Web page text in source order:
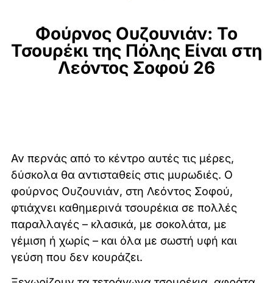
Φούρνος Ουζουνιάν: Το
Τσουρέκι της Πόλης Είναι στη
Λεόντος Σοφού 26
Αν περνάς από το κέντρο αυτές τις μέρες,
δύσκολα θα αντισταθείς στις μυρωδιές. Ο
φούρνος Ουζουνιάν, στη Λεόντος Σοφού,
φτιάχνει καθημερινά τσουρέκια σε πολλές
παραλλαγές – κλασικά, με σοκολάτα, με
γέμιση ή χωρίς – και όλα με σωστή υφή και
γεύση που δεν κουράζει.